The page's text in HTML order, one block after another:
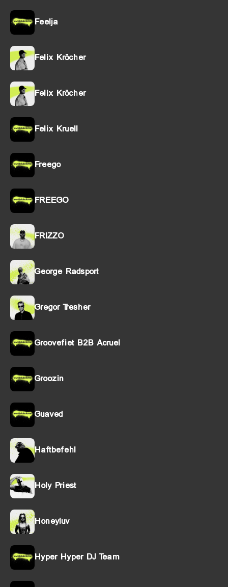
Feelja
Felix Kröcher
Felix Kröcher
Felix Kruell
Freego
FREEGO
FRIZZO
George Radsport
Gregor Tresher
Groovefiet B2B Acruel
Groozin
Guaved
Haftbefehl
Holy Priest
Honeyluv
Hyper Hyper DJ Team